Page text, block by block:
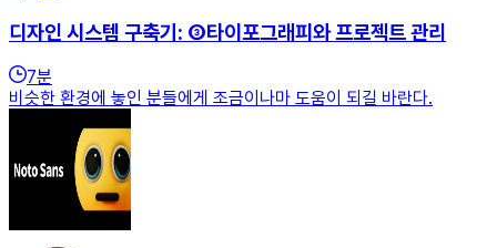
디자인 시스템 구축기: ③타이포그래피와 프로젝트 관리
7분
비슷한 환경에 놓인 분들에게 조금이나마 도움이 되길 바란다.